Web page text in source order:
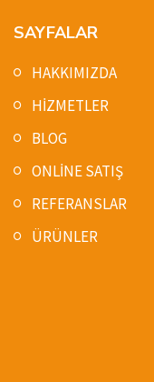
SAYFALAR
HAKKIMIZDA
HİZMETLER
BLOG
ONLİNE SATIŞ
REFERANSLAR
ÜRÜNLER